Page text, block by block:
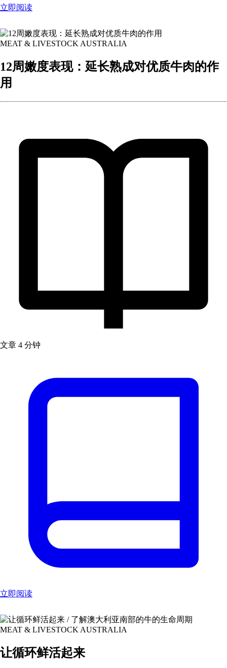
立即阅读
MEAT & LIVESTOCK AUSTRALIA
12周嫩度表现：延长熟成对优质牛肉的作
用
文章 4 分钟
立即阅读
MEAT & LIVESTOCK AUSTRALIA
让循环鲜活起来